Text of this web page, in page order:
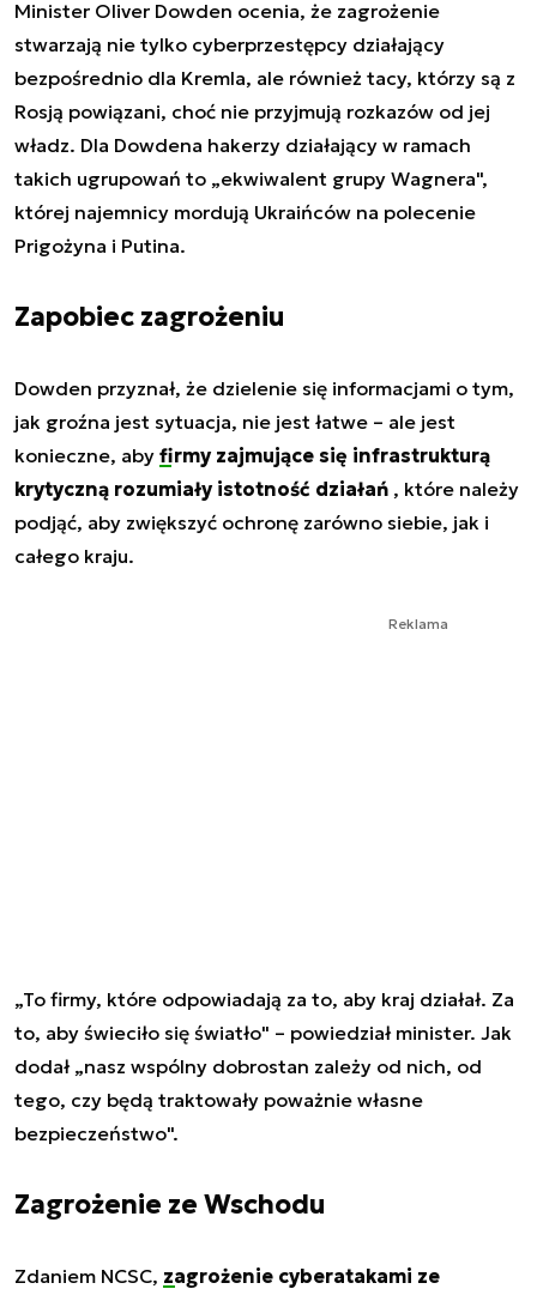
Minister Oliver Dowden ocenia, że zagrożenie
stwarzają nie tylko cyberprzestępcy działający
bezpośrednio dla Kremla, ale również tacy, którzy są z
Rosją powiązani, choć nie przyjmują rozkazów od jej
władz. Dla Dowdena hakerzy działający w ramach
takich ugrupowań to „ekwiwalent grupy Wagnera",
której najemnicy mordują Ukraińców na polecenie
Prigożyna i Putina.
Zapobiec zagrożeniu
Dowden przyznał, że dzielenie się informacjami o tym,
jak groźna jest sytuacja, nie jest łatwe – ale jest
konieczne, aby firmy zajmujące się infrastrukturą
krytyczną rozumiały istotność działań , które należy
podjąć, aby zwiększyć ochronę zarówno siebie, jak i
całego kraju.
Reklama
„To firmy, które odpowiadają za to, aby kraj działał. Za
to, aby świeciło się światło" – powiedział minister. Jak
dodał „nasz wspólny dobrostan zależy od nich, od
tego, czy będą traktowały poważnie własne
bezpieczeństwo".
Zagrożenie ze Wschodu
Zdaniem NCSC, zagrożenie cyberatakami ze